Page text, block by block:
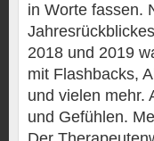
in Worte fassen.
2018 und 2019
mit Flashbacks,
und vielen mehr.
und Gefühlen.